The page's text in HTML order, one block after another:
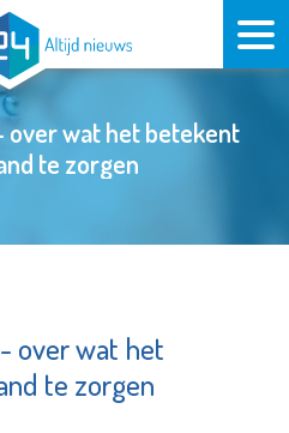
over wat het betekent
te zorgen
over wat het
te zorgen